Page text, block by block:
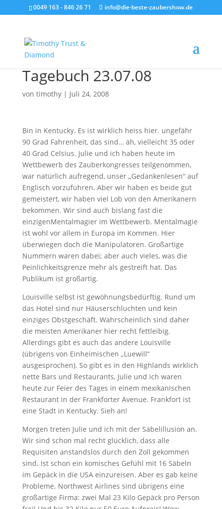
0049 163 - 846 26 71 info@die-beste-zaubershow.de
Tagebuch 23.07.08
von timothy| Juli 24, 2008
Bin in Kentucky. Es ist wirklich heiss hier. ungefähr
90 Grad Fahrenheit, das sind… äh, vielleicht 35 oder
40 Grad Celsius. Julie und ich haben heute im
Wettbewerb des Zauberkongresses teilgenommen,
war natürlich aufregend, unser „Gedankenlesen“ auf
Englisch vorzuführen. Aber wir haben es beide gut
gemeistert, wir haben viel Lob von den Amerikanern
bekommen. Wir sind auch bislang fast die
einzigenMentalmagier im Wettbewerb. Mentalmagie
ist wohl vor allem in Europa im Kommen. Hier
überwiegen doch die Manipulatoren. Großartige
Nummern waren dabei; aber auch vieles, was die
Peinlichkeitsgrenze mehr als gestreift hat. Das
Publikum ist großartig.
Louisville selbst ist gewöhnungsbedürftig. Rund um
das Hotel sind nur Häuserschluchten und kein
einziges Obstgeschäft. Wahrscheinlich sind daher
die meisten Amerikaner hier recht fettleibig.
Allerdings gibt es auch das andere Louisville
(übrigens von Einheimischen „Luewill“
ausgesprochen). So gibt es in den Highlands wirklich
nette Bars und Restaurants, Julie und ich waren
heute zur Feier des Tages in einem mexikanischen
Restaurant in der Frankforter Avenue. Frankfort ist
eine Stadt in Kentucky. Sieh an!
Morgen treten Julie und ich mit der Säbelillusion an.
Wir sind schon mal recht glücklich, dass alle
Requisiten anstandslos durch den Zoll gekommen
sind. Ist schon ein komisches Gefühl mit 16 Säbeln
im Gepäck in die USA einzureisen. Aber es gab keine
Probleme. Northwest Airlines sind übrigens eine
großartige Firma: zwei Mal 23 Kilo Gepäck pro Person